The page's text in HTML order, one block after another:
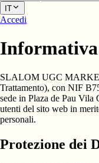
IT
Accedi
SLALOM UGC
Trattamento), con NIF
sede in Plaza de Pau
utenti del sito web in
personali.
Protezione dei